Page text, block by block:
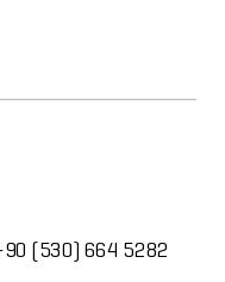
(530) 664 5282